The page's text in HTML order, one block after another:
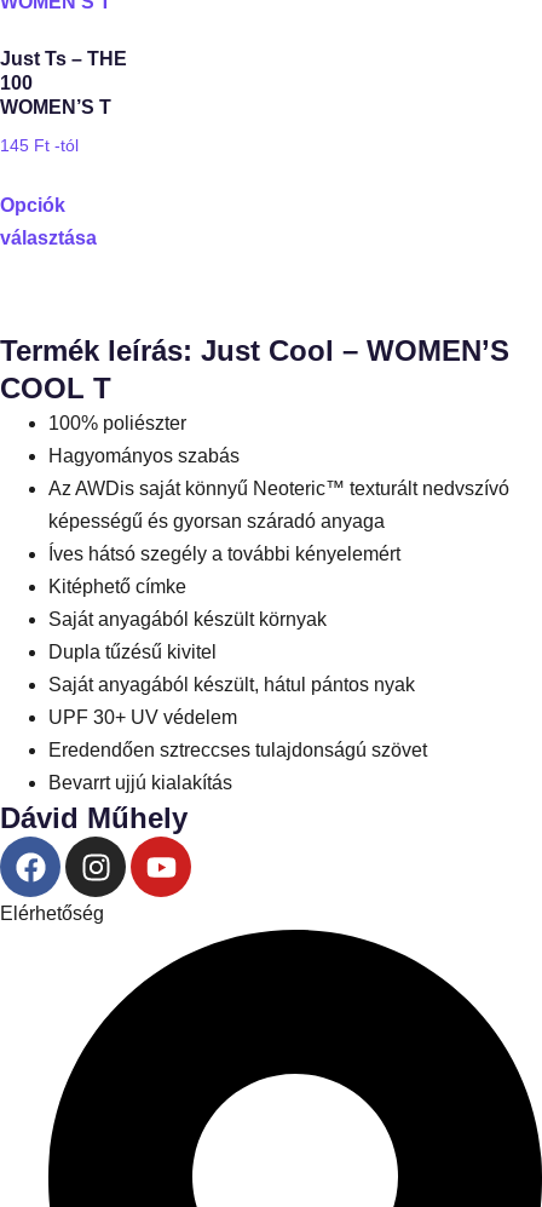
Just Ts – THE
100
WOMEN’S T
145 Ft -tól
Opciók
választása
Termék leírás: Just Cool – WOMEN’S
COOL T
100% poliészter
Hagyományos szabás
Az AWDis saját könnyű Neoteric™ texturált nedvszívó
képességű és gyorsan száradó anyaga
Íves hátsó szegély a további kényelemért
Kitéphető címke
Saját anyagából készült környak
Dupla tűzésű kivitel
Saját anyagából készült, hátul pántos nyak
UPF 30+ UV védelem
Eredendően sztreccses tulajdonságú szövet
Bevarrt ujjú kialakítás
Dávid Műhely
Elérhetőség